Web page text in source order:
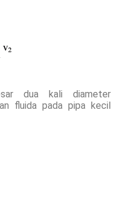
dua kali diameter
fluida pada pipa kecil